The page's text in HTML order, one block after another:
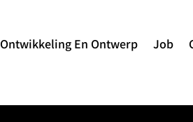
Ontwikkeling En Ontwerp Job